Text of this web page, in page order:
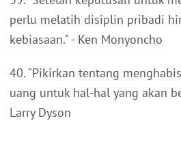
perlu melatih disiplin pribadi
kebiasaan." - Ken Monyoncho
40. "Pikirkan tentang
uang untuk hal-hal yang akan
Larry Dyson